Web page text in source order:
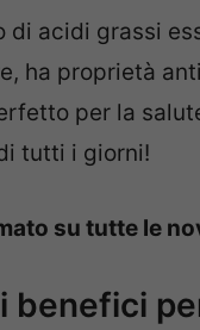
di acidi grassi
ha proprietà
per la
tutti i giorni!
su tutte le
benefici